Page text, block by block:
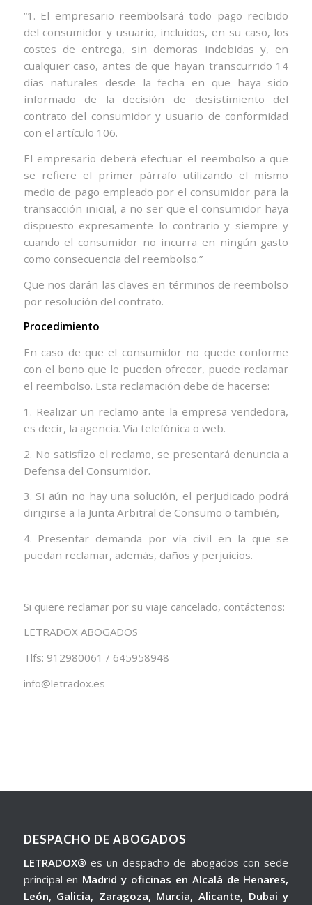
“1. El empresario reembolsará todo pago recibido
del consumidor y usuario, incluidos, en su caso, los
costes de entrega, sin demoras indebidas y, en
cualquier caso, antes de que hayan transcurrido 14
días naturales desde la fecha en que haya sido
informado de la decisión de desistimiento del
contrato del consumidor y usuario de conformidad
con el artículo 106.
El empresario deberá efectuar el reembolso a que
se refiere el primer párrafo utilizando el mismo
medio de pago empleado por el consumidor para la
transacción inicial, a no ser que el consumidor haya
dispuesto expresamente lo contrario y siempre y
cuando el consumidor no incurra en ningún gasto
como consecuencia del reembolso.”
Que nos darán las claves en términos de reembolso
por resolución del contrato.
Procedimiento
En caso de que el consumidor no quede conforme
con el bono que le pueden ofrecer, puede reclamar
el reembolso. Esta reclamación debe de hacerse:
1. Realizar un reclamo ante la empresa vendedora,
es decir, la agencia. Vía telefónica o web.
2. No satisfizo el reclamo, se presentará denuncia a
Defensa del Consumidor.
3. Si aún no hay una solución, el perjudicado podrá
dirigirse a la Junta Arbitral de Consumo o también,
4. Presentar demanda por vía civil en la que se
puedan reclamar, además, daños y perjuicios.
Si quiere reclamar por su viaje cancelado, contáctenos:
LETRADOX ABOGADOS
Tlfs: 912980061 / 645958948
info@letradox.es
DESPACHO DE ABOGADOS
LETRADOX® es un despacho de abogados con sede
principal en Madrid y oficinas en Alcalá de Henares,
León, Galicia, Zaragoza, Murcia, Alicante, Dubai y